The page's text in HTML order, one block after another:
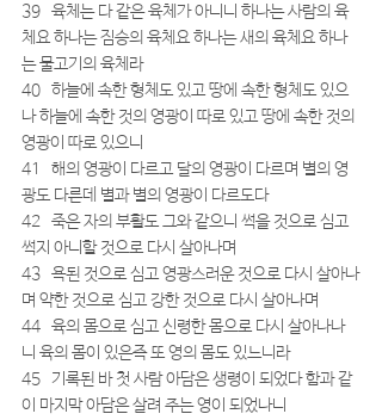
39   육체는 다 같은 육체가 아니니 하나는 사람의 육
체요 하나는 짐승의 육체요 하나는 새의 육체요 하나
는 물고기의 육체라
40   하늘에 속한 형체도 있고 땅에 속한 형체도 있으
나 하늘에 속한 것의 영광이 따로 있고 땅에 속한 것의
영광이 따로 있으니
41   해의 영광이 다르고 달의 영광이 다르며 별의 영
광도 다른데 별과 별의 영광이 다르도다
42   죽은 자의 부활도 그와 같으니 썩을 것으로 심고
썩지 아니할 것으로 다시 살아나며
43   욕된 것으로 심고 영광스러운 것으로 다시 살아나
며 약한 것으로 심고 강한 것으로 다시 살아나며
44   육의 몸으로 심고 신령한 몸으로 다시 살아나나
니 육의 몸이 있은즉 또 영의 몸도 있느니라
45   기록된 바 첫 사람 아담은 생령이 되었다 함과 같
이 마지막 아담은 살려 주는 영이 되었나니